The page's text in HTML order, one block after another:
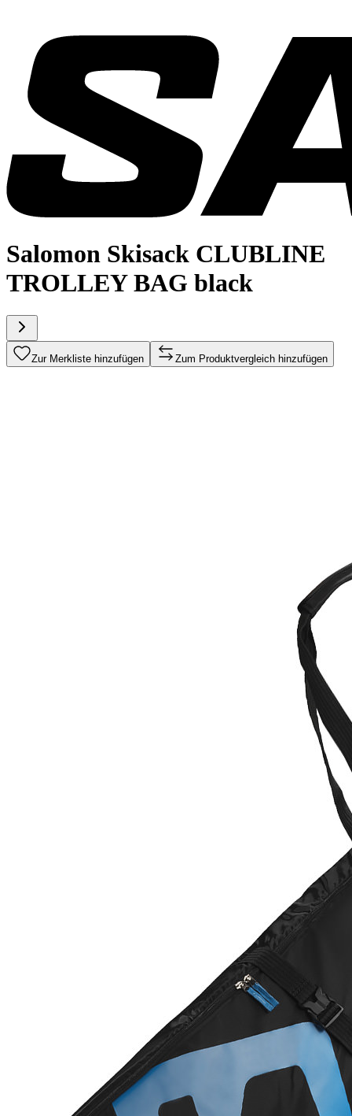
Salomon Skisack CLUBLINE
TROLLEY BAG black
Zur Merkliste hinzufügen Zum Produktvergleich hinzufügen